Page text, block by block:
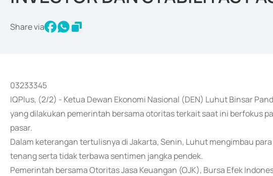
Share via
03233345
IQPlus, (2/2) - Ketua Dewan Ekonomi Nasional (DEN) Luhut Binsar
yang dilakukan pemerintah bersama otoritas terkait saat ini berfokus
pasar.
Dalam keterangan tertulisnya di Jakarta, Senin, Luhut mengimbau
tenang serta tidak terbawa sentimen jangka pendek.
Pemerintah bersama Otoritas Jasa Keuangan (OJK), Bursa Efek